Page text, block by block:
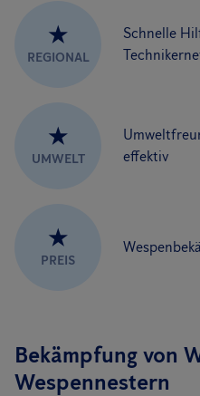
★
REGIONAL
Schnelle
★
UMWELT
effektiv
★
PREIS
Bekämpfung von
Wespennestern